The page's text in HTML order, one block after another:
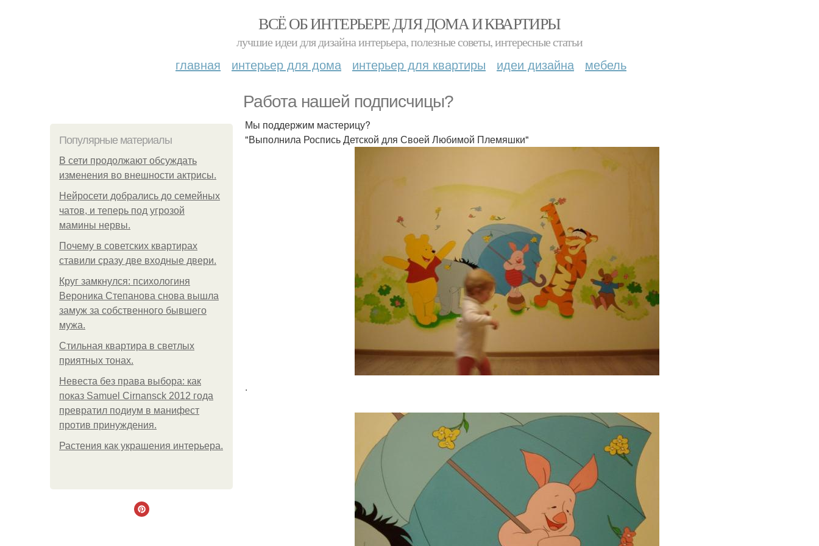
ВСЁ ОБ ИНТЕРЬЕРЕ ДЛЯ ДОМА И КВАРТИРЫ
лучшие идеи для дизайна интерьера, полезные советы, интересные статьи
главная интерьер для дома интерьер для квартиры идеи дизайна мебель
Работа нашей подписчицы?
Популярные материалы
В сети продолжают обсуждать
изменения во внешности актрисы.
Нейросети добрались до семейных
чатов, и теперь под угрозой
мамины нервы.
Почему в советских квартирах
ставили сразу две входные двери.
Круг замкнулся: психологиня
Вероника Степанова снова вышла
замуж за собственного бывшего
мужа.
Стильная квартира в светлых
приятных тонах.
Невеста без права выбора: как
показ Samuel Cirnansck 2012 года
превратил подиум в манифест
против принуждения.
Растения как украшения интерьера.
Мы поддержим мастерицу?
"Выполнила Роспись Детской для Своей Любимой Племяшки"
.